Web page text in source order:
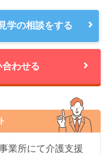
学の相談をする
合わせる
業所にて介護支援